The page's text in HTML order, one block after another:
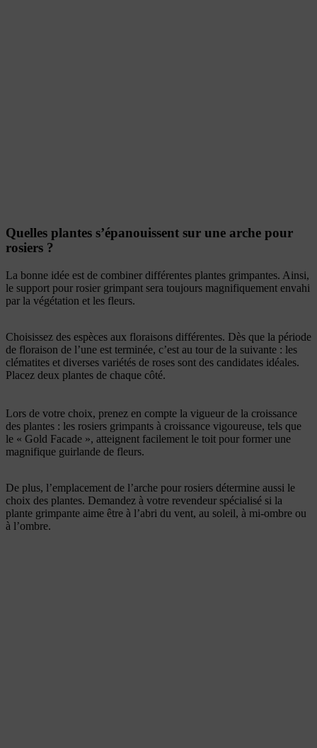
Quelles plantes s’épanouissent sur une arche pour
rosiers ?
La bonne idée est de combiner différentes plantes grimpantes. Ainsi,
le support pour rosier grimpant sera toujours magnifiquement envahi
par la végétation et les fleurs.
Choisissez des espèces aux floraisons différentes. Dès que la période
de floraison de l’une est terminée, c’est au tour de la suivante : les
clématites et diverses variétés de roses sont des candidates idéales.
Placez deux plantes de chaque côté.
Lors de votre choix, prenez en compte la vigueur de la croissance
des plantes : les rosiers grimpants à croissance vigoureuse, tels que
le « Gold Facade », atteignent facilement le toit pour former une
magnifique guirlande de fleurs.
De plus, l’emplacement de l’arche pour rosiers détermine aussi le
choix des plantes. Demandez à votre revendeur spécialisé si la
plante grimpante aime être à l’abri du vent, au soleil, à mi-ombre ou
à l’ombre.